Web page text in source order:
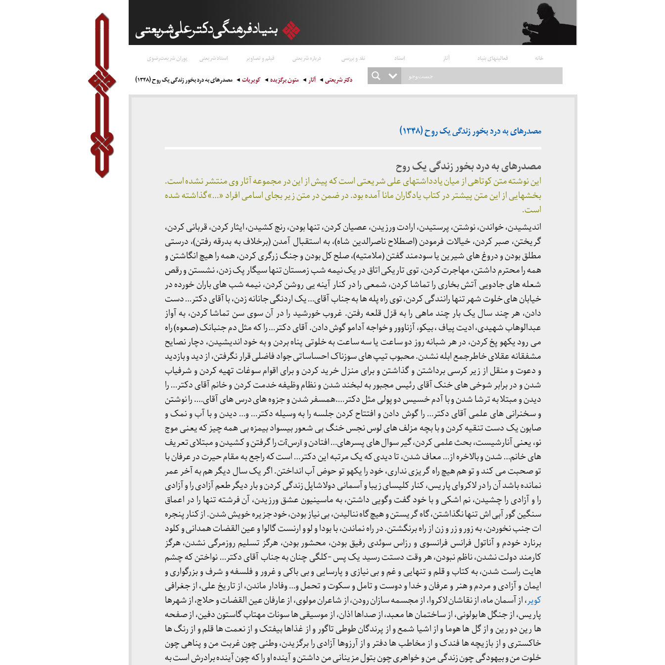
خانه فعالیتهای بنیاد آثار اسناد نقد و بررسی درباره شریعتی فیلم و تصاویر استاد شریعتی پوران شریعت‌رضوی
دکتر شریعتی آثار متون برگزیده کویریات مصدرهای به درد بخور زندگی یک روح (۱۳۴۸)
مصدرهای به درد بخور زندگی یک روح (۱۳۴۸)
مصدرهای به درد بخور زندگی یک روح
این نوشته متن کوتاهی از میان یادداشتهای علی شریعتی است که پیش از این در مجموعه آثار وی منتشر نشده است.
بخشهایی از این متن پیشتر در کتاب یادگاران مانا آمده بود. در ضمن در متن زیر بجای اسامی افراد «…»گذاشته شده
است.
اندیشیدن، خواندن، نوشتن، پرستیدن، ارادت ورزیدن، عصیان کردن، تنها بودن، رنج کشیدن، ایثار کردن، قربانی کردن،
گریختن، صبر کردن، خیالات فرمودن (اصطلاح ناصرالدین شاه)، به استقبال آمدن (برخلاف به بدرقه رفتن)، درستی
مطلق بودن و دروغ های شیرین یا سودمند گفتن (ملامتیه)، صلح کل بودن و جنگ زرگری کردن، همه را هیچ انگاشتن و
همه را محترم داشتن، مهاجرت کردن، توی تاریکی اتاق در یک نیمه شب زمستان تنها سیگار پک زدن، نشستن و رقص
شعله های جادویی آتش بخاری را تماشا کردن، شمعی را در کنار آینه یی روشن کردن، نیمه شب های باران خورده در
خیابان های خلوت شهر تنها رانندگی کردن، توی راه پله ها به جناب آقای… یک اردنگی جانانه زدن، با آقای دکتر… دست
دادن، هر چند سال یک بار چند ماهی را به قزل قلعه رفتن. غروب خورشید را در آن سوی سن تماشا کردن، به آواز
عبدالوهاب شهیدی، ادیت پیاف ، بیکو، آزناوور و خواجه آدامو گوش دادن. آقای دکتر… را که مثل دم جنبانک (صعوه) راه
می رود یکهو پخ کردن، در هر شبانه روز دو ساعت یا سه ساعت به خلوتی پناه بردن و به خود اندیشیدن، دچار نصایح
مشفقانه عقلای خاطرجمع ابله نشدن. محبوب تیپ های سوزناک احساساتی جواد فاضلی قرار نگرفتن، از دید و بازدید
و دعوت و منقل از زیر کرسی برداشتن و گذاشتن و برای منزل خرید کردن و برای اقوام سوغات تهیه کردن و شرفیاب
شدن و در برابر شوخی های خنک آقای رئیس مجبور به لبخند شدن و نظام وظیفه خدمت کردن و خانم آقای دکتر… را
دیدن و مبتلا به ترشا شدن و با آدم خسیس دو پولی مثل دکتر….همسفر شدن و جزوه های درس های آقای…. را نوشتن
و سخنرانی های علمی آقای دکتر… را گوش دادن و افتتاح کردن جلسه را به وسیله دکتر… و… دیدن و با آب و نمک و
صابون یک دست تنقیه کردن و با بچه مزلف های لوس نجس خنگ بی شعور بیسواد بیمزه بی همه چیز که یعنی موج
نو، یعنی آنارشیست، بحث علمی کردن، گیر سوال های پسرهای… افتادن و ïرسîت را گرفتن و کشیدن و مبتلای تعریف
های خانم… شدن و بالاخره از… معاف شدن، تا دیدی که یک مرتبه این دکتر… است که راجع به مقام حیرت در عرفان با
تو صحبت می کند و تو هم هیچ راه گریزی نداری، خود را یکهو تو حوض آب انداختن. اگر یک سال دیگر هم به آخر عمر
نمانده باشد آن را در لاکروای پاریس، کنار کلیسای زیبا و آسمانی دولاشاپل زندگی کردن و بار دیگر طعم آزادی را و آزادی
را و آزادی را چشیدن، نم اشکی و با خود گفت وگویی داشتن، به ماسینیون عشق ورزیدن، آن فرشته تنها را در اعماق
سنگین گور آبی اش تنها نگذاشتن، گاه گریستن و هیچ گاه ننالیدن، بی نیاز بودن، خود جزیره خویش شدن. از کنار پنجره
ات جنب نخوردن، به زور و زر و زن از راه برنگشتن. در راه نماندن، با بودا و لو و ارنست گالوا و عین القضات همدانی و کلود
برنارد خودم و آناتول فرانس فرانسوی و رزاس سوئدی رفیق بودن، محشور بودن، هرگز تسلیم روزمرگی نشدن، هرگز
کارمند دولت نشدن، ناظم نبودن، هر وقت دستت رسید یک پس -کلگی چنان به جناب آقای دکتر… نواختن که چشم
هایت راست شدن، به کتاب و قلم و تنهایی و غم و بی نیازی و پارسایی و بی باکی و غرور و فلسفه و شرف و بزرگواری و
ایمان و آزادی و مردم و هنر و عرفان و خدا و دوست و تامل و سکوت و تحمل و… وفادار ماندن، از تاریخ علی، از جغرافی
کویر، از آسمان ماه، از نقاشان لاکروا، از مجسمه سازان رودن، از شاعران مولوی، از عارفان عین القضات و حلاج، از شهرها
پاریس، از جنگل ها بولونی، از ساختمان ها معبد، از صداها اذان، از موسیقی ها سونات مهتاب گاستون دفین، از صفحه
ها رین دو رین و از گل ها هوما و از اشیا شمع و از پرندگان طوطی تاگور و از غذاها بیفتک و از نعمت ها قلم و از رنگ ها
خاکستری و از بازیچه ها فندک و از مخاطب ها دفتر و از آرزوها آزادی را برگزیدن، وطنی چون غربت من و پناهی چون
خلوت من و بیهودگی چون زندگی من و خواهری چون بتول مزینانی من داشتن و آینده او را که چون آینده برادرش است به